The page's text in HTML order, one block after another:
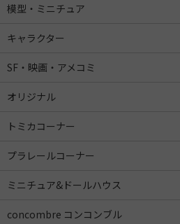
模型・ミニチュア
キャラクター
SF・映画・アメコミ
オリジナル
トミカコーナー
プラレールコーナー
ミニチュア&ドールハウス
concombre コンコンブル